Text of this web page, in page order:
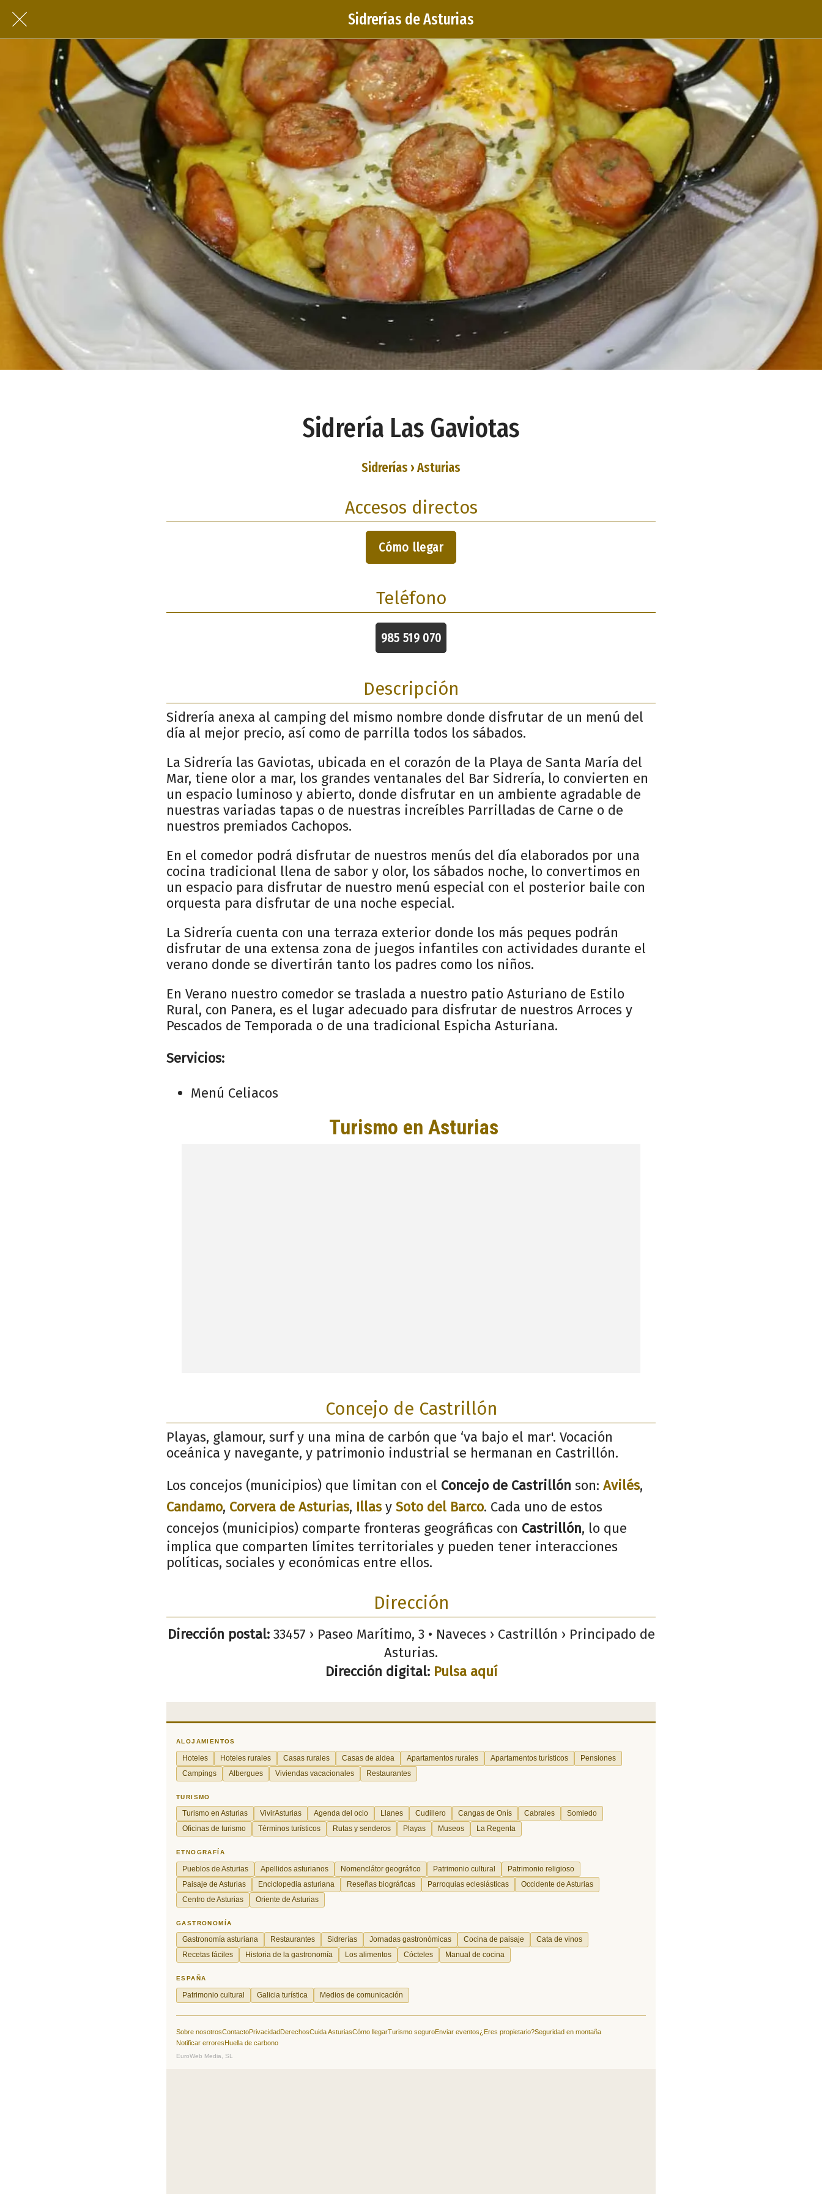
Sidrerías de Asturias
Sidrería Las Gaviotas
Sidrerías › Asturias
Accesos directos
Cómo llegar
Teléfono
985 519 070
Descripción
Sidrería anexa al camping del mismo nombre donde disfrutar de un menú del
día al mejor precio, así como de parrilla todos los sábados.
La Sidrería las Gaviotas, ubicada en el corazón de la Playa de Santa María del
Mar, tiene olor a mar, los grandes ventanales del Bar Sidrería, lo convierten en
un espacio luminoso y abierto, donde disfrutar en un ambiente agradable de
nuestras variadas tapas o de nuestras increíbles Parrilladas de Carne o de
nuestros premiados Cachopos.
En el comedor podrá disfrutar de nuestros menús del día elaborados por una
cocina tradicional llena de sabor y olor, los sábados noche, lo convertimos en
un espacio para disfrutar de nuestro menú especial con el posterior baile con
orquesta para disfrutar de una noche especial.
La Sidrería cuenta con una terraza exterior donde los más peques podrán
disfrutar de una extensa zona de juegos infantiles con actividades durante el
verano donde se divertirán tanto los padres como los niños.
En Verano nuestro comedor se traslada a nuestro patio Asturiano de Estilo
Rural, con Panera, es el lugar adecuado para disfrutar de nuestros Arroces y
Pescados de Temporada o de una tradicional Espicha Asturiana.
Servicios:
Menú Celiacos
Concejo de Castrillón
Playas, glamour, surf y una mina de carbón que ‘va bajo el mar'. Vocación
oceánica y navegante, y patrimonio industrial se hermanan en Castrillón.
Los concejos (municipios) que limitan con el Concejo de Castrillón son: Avilés,
Candamo, Corvera de Asturias, Illas y Soto del Barco. Cada uno de estos
concejos (municipios) comparte fronteras geográficas con Castrillón, lo que
implica que comparten límites territoriales y pueden tener interacciones
políticas, sociales y económicas entre ellos.
Dirección
Dirección postal:33457 › Paseo Marítimo, 3 • Naveces › Castrillón › Principado de
Asturias.
Dirección digital: Pulsa aquí